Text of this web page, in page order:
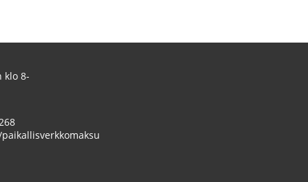
klo 8-